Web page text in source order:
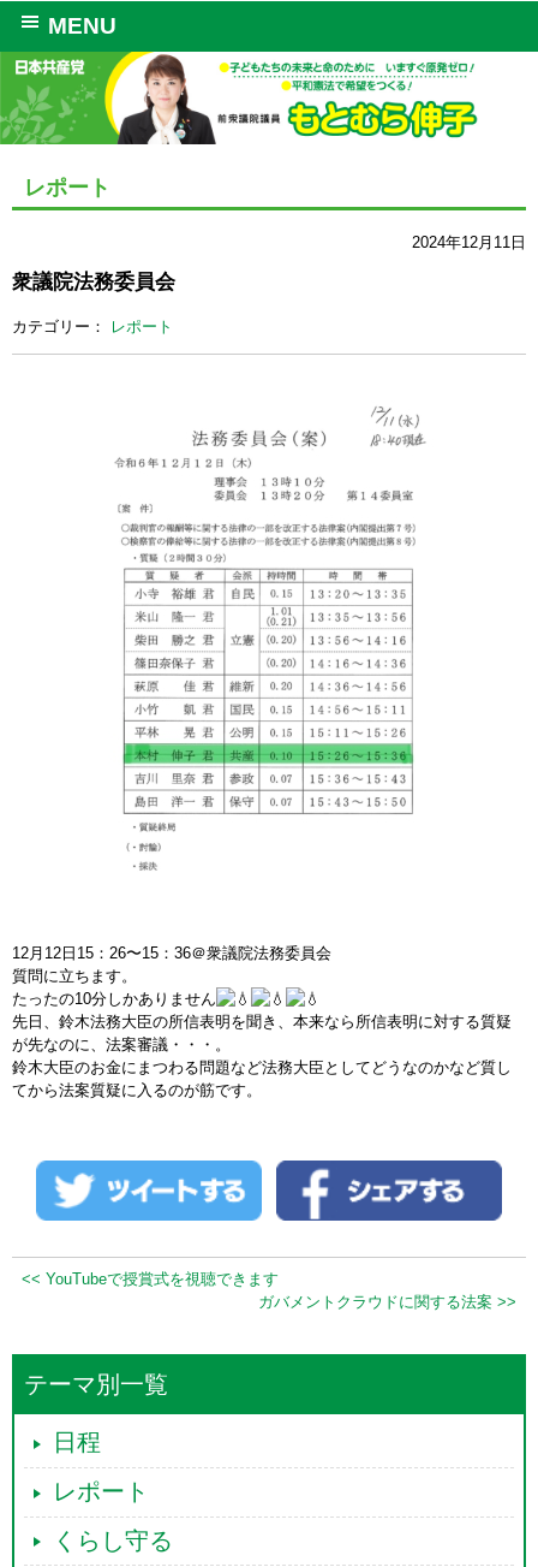
MENU
レポート
2024年12月11日
衆議院法務委員会
カテゴリー： レポート
12月12日15：26〜15：36＠衆議院法務委員会
質問に立ちます。
たったの10分しかありません
先日、鈴木法務大臣の所信表明を聞き、本来なら所信表明に対する質疑
が先なのに、法案審議・・・。
鈴木大臣のお金にまつわる問題など法務大臣としてどうなのかなど質し
てから法案質疑に入るのが筋です。
<< YouTubeで授賞式を視聴できます
ガバメントクラウドに関する法案 >>
テーマ別一覧
日程
レポート
くらし守る